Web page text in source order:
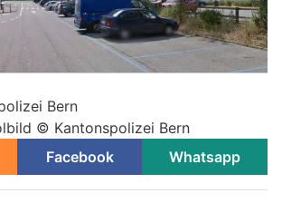
Bern
© Kantonspolizei Bern
Facebook Whatsapp